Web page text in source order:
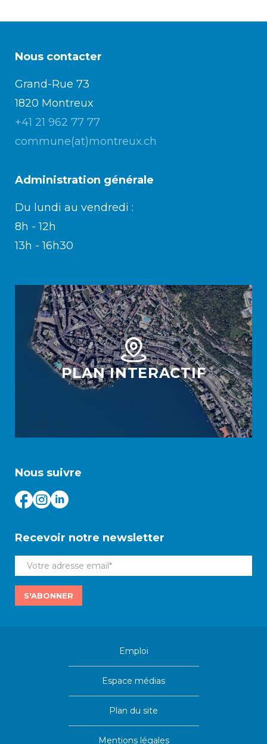
Nous contacter
Grand-Rue 73
1820 Montreux
+41 21 962 77 77
commune(at)montreux.ch
Administration générale
Du lundi au vendredi :
8h - 12h
13h - 16h30
PLAN INTERACTIF
Nous suivre
Recevoir notre newsletter
S'ABONNER
Emploi
Espace médias
Plan du site
Mentions légales